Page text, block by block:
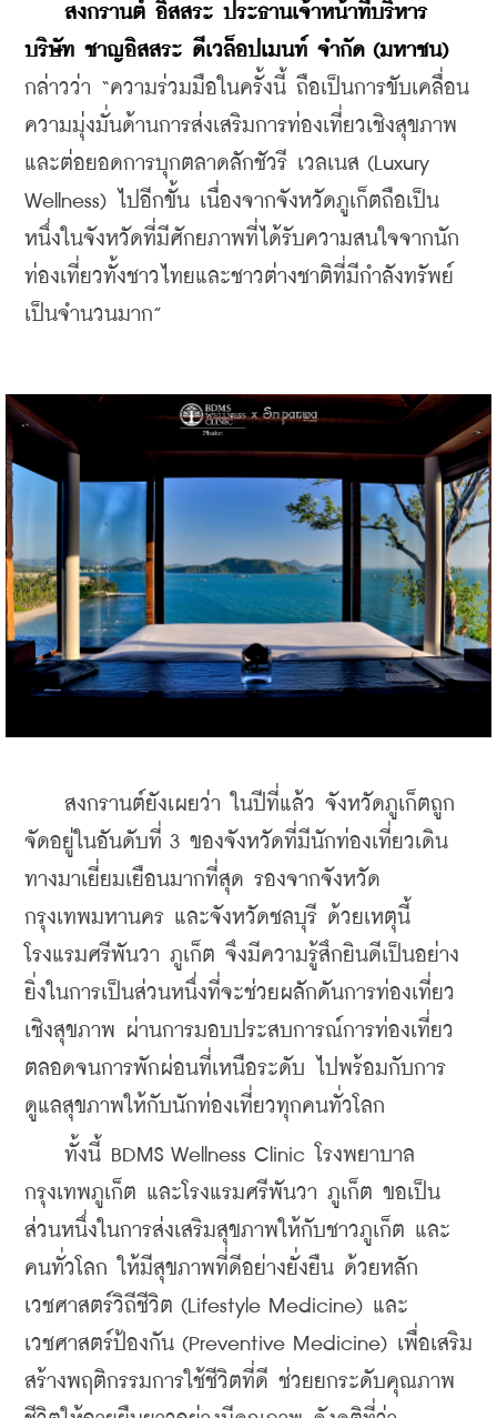
สงกรานต์ อิสสระ ประธานเจ้าหน้าที่บริหาร
บริษัท ชาญอิสสระ ดีเวล็อปเมนท์ จำกัด (มหาชน)
กล่าวว่า “ความร่วมมือในครั้งนี้ ถือเป็นการขับเคลื่อน
ความมุ่งมั่นด้านการส่งเสริมการท่องเที่ยวเชิงสุขภาพ
และต่อยอดการบุกตลาดลักชัวรี เวลเนส (Luxury
Wellness) ไปอีกขั้น เนื่องจากจังหวัดภูเก็ตถือเป็น
หนึ่งในจังหวัดที่มีศักยภาพที่ได้รับความสนใจจากนัก
ท่องเที่ยวทั้งชาวไทยและชาวต่างชาติที่มีกำลังทรัพย์
เป็นจำนวนมาก”
สงกรานต์ยังเผยว่า ในปีที่แล้ว จังหวัดภูเก็ตถูก
จัดอยู่ในอันดับที่ 3 ของจังหวัดที่มีนักท่องเที่ยวเดิน
ทางมาเยี่ยมเยือนมากที่สุด รองจากจังหวัด
กรุงเทพมหานคร และจังหวัดชลบุรี ด้วยเหตุนี้
โรงแรมศรีพันวา ภูเก็ต จึงมีความรู้สึกยินดีเป็นอย่าง
ยิ่งในการเป็นส่วนหนึ่งที่จะช่วยผลักดันการท่องเที่ยว
เชิงสุขภาพ ผ่านการมอบประสบการณ์การท่องเที่ยว
ตลอดจนการพักผ่อนที่เหนือระดับ ไปพร้อมกับการ
ดูแลสุขภาพให้กับนักท่องเที่ยวทุกคนทั่วโลก
ทั้งนี้ BDMS Wellness Clinic โรงพยาบาล
กรุงเทพภูเก็ต และโรงแรมศรีพันวา ภูเก็ต ขอเป็น
ส่วนหนึ่งในการส่งเสริมสุขภาพให้กับชาวภูเก็ต และ
คนทั่วโลก ให้มีสุขภาพที่ดีอย่างยั่งยืน ด้วยหลัก
เวชศาสตร์วิถีชีวิต (Lifestyle Medicine) และ
เวชศาสตร์ป้องกัน (Preventive Medicine) เพื่อเสริม
สร้างพฤติกรรมการใช้ชีวิตที่ดี ช่วยยกระดับคุณภาพ